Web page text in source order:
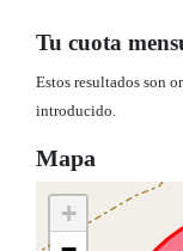
Tu cuota
Estos resultados son
introducido.
Mapa
+